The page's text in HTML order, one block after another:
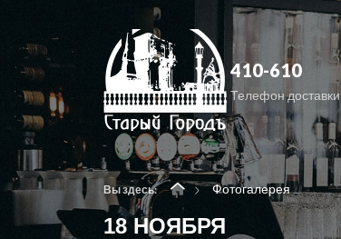
410-610
Телефон доставки
Вы здесь: Фотогалерея
18 НОЯБРЯ